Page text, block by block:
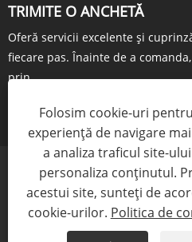
TRIMITE O ANCHETĂ
Oferă servicii excelente și
fiecare pas. Înainte de a
prin...
ÎNTREBARE ACUM
RSS
Copyright © 2024 Jiangsu Run'an
Folosim cookie-uri
experiență de navigare
a analiza traficul site-
personaliza conținutul.
acestui site, sunteți de
cookie-urilor. Politica de